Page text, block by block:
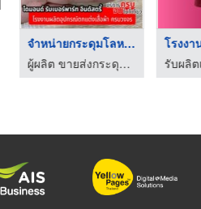
จำหน่ายกระดุมโลหะตอก
ผู้ผลิต ขายส่งกระดุมโลหะ กระดุมยีนส์ ไดมอนด์ รับเบอร์พาร์ท อินดัสตรี้